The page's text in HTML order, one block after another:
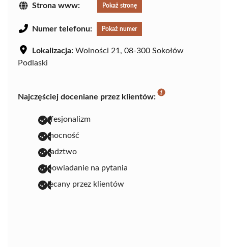
Strona www: Pokaż stronę
Numer telefonu: Pokaż numer
Lokalizacja: Wolności 21, 08-300 Sokołów
Podlaski
Najczęściej doceniane przez klientów:
profesjonalizm
pomocność
doradztwo
odpowiadanie na pytania
polecany przez klientów